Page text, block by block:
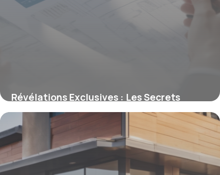
Révélations Exclusives : Les Secrets
Cachés derrière le Code de Déontologie
Immobilier et Comment il Assure la
Transparence Totale
16 juin 2026